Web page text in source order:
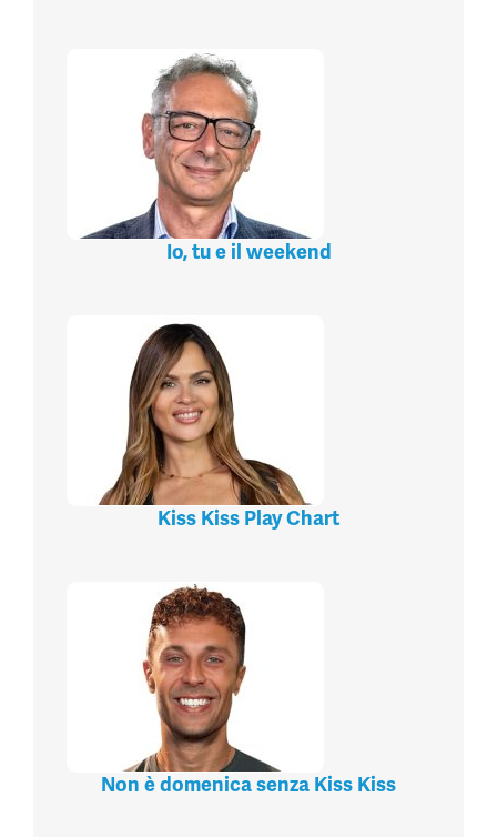
Io, tu e il weekend
Kiss Kiss Play Chart
Non è domenica senza Kiss Kiss